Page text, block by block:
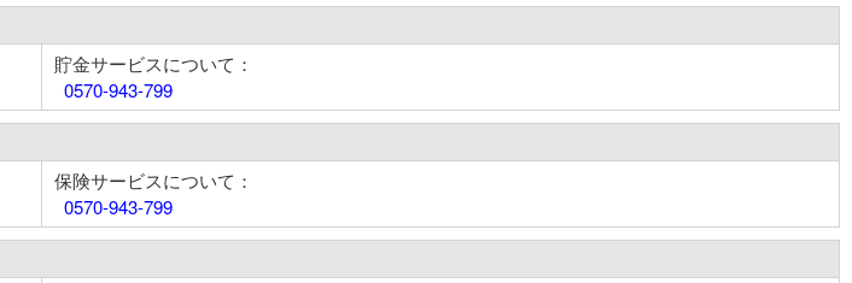
貯金サービスについて：
0570-943-799
保険サービスについて：
0570-943-799